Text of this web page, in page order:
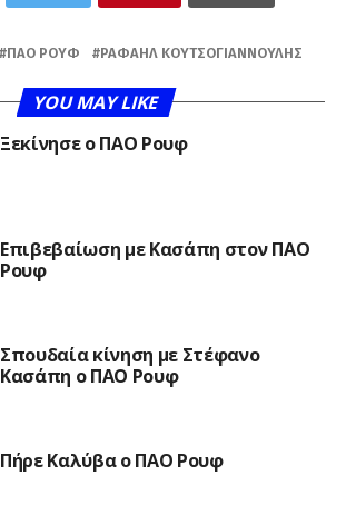
ΠΑΟ ΡΟΥΦ ΡΑΦΑΉΛ ΚΟΥΤΣΟΓΙΑΝΝΟΎΛΗΣ
YOU MAY LIKE
Ξεκίνησε ο ΠΑΟ Ρουφ
Επιβεβαίωση με Κασάπη στον ΠΑΟ
Ρουφ
Σπουδαία κίνηση με Στέφανο
Κασάπη ο ΠΑΟ Ρουφ
Πήρε Καλύβα ο ΠΑΟ Ρουφ